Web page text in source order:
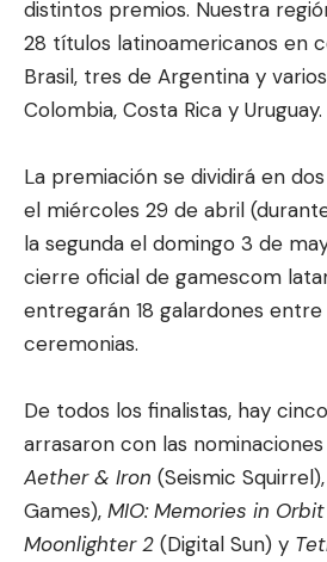
distintos premios. Nuestra
28 títulos latinoamericanos en
Brasil, tres de Argentina y
Colombia, Costa Rica y Uruguay.
La premiación se dividirá en
el miércoles 29 de abril
la segunda el domingo 3 de
cierre oficial de gamescom
entregarán 18 galardones entre
ceremonias.
De todos los finalistas, hay
arrasaron con las
Aether & Iron (Seismic Squirrel),
Games), MIO: Memories in Orbit
Moonlighter 2 (Digital Sun) y